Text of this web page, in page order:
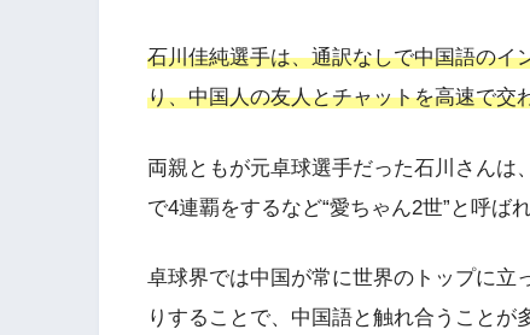
石川佳純選手は、通訳なしで中国語のイ
り、中国人の友人とチャットを高速で交
両親ともが元卓球選手だった石川さんは
で4連覇をするなど“愛ちゃん2世”と呼ば
卓球界では中国が常に世界のトップに立
りすることで、中国語と触れ合うことが